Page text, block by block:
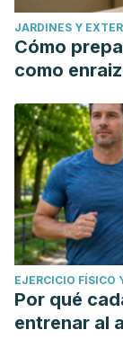
JARDINES Y
Cómo
como
EJERCICIO FÍSICO
Por qué
entrenar al